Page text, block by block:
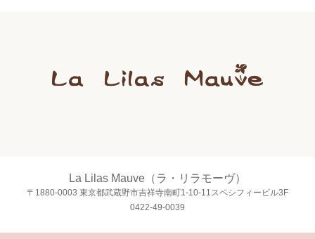
La Lilas Mauve（ラ・リラモーヴ）
〒1880-0003 東京都武蔵野市吉祥寺南町1-10-11スペシフィービル3F
0422-49-0039